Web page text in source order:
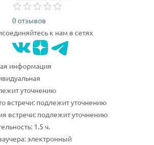
0 отзывов
к нам в сетях
информация
уточнению
встречи: подлежит уточнению
встречи: подлежит уточнению
1.5 ч.
электронный